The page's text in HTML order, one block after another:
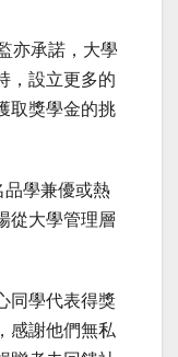
亦承諾，大學
，設立更多的
取獎學金的挑
品學兼優或熱
從大學管理層
同學代表得獎
感謝他們無私